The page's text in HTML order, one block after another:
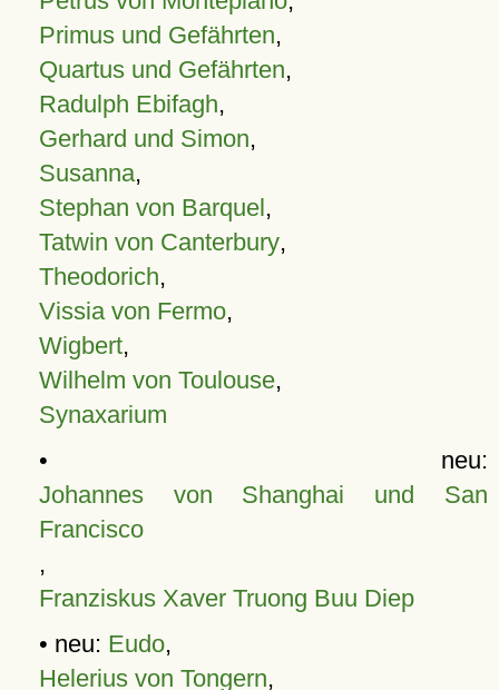
Primus und Gefährten,
Quartus und Gefährten,
Radulph Ebifagh,
Gerhard und Simon,
Susanna,
Stephan von Barquel,
Tatwin von Canterbury,
Theodorich,
Vissia von Fermo,
Wigbert,
Wilhelm von Toulouse,
Synaxarium
• neu:
Johannes von Shanghai und San
Francisco
,
Franziskus Xaver Truong Buu Diep
• neu: Eudo,
Helerius von Tongern,